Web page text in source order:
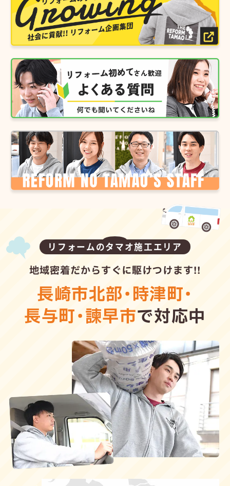
リフォームのタマオ施工エリア
地域密着だからすぐに駆けつけます!!
長崎市北部・時津町・
長与町・諫早市で対応中